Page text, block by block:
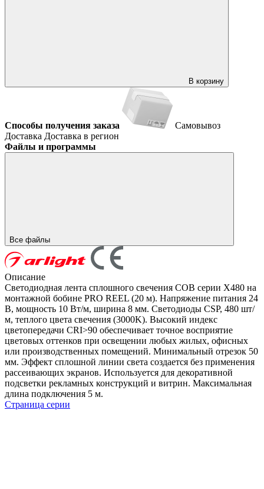
В корзину
Способы получения заказа
Самовывоз
Доставка Доставка в регион
Файлы и программы
Все файлы
Описание
Светодиодная лента сплошного свечения COB серии X480 на
монтажной бобине PRO REEL (20 м). Напряжение питания 24
В, мощность 10 Вт/м, ширина 8 мм. Светодиоды CSP, 480 шт/
м, теплого цвета свечения (3000K). Высокий индекс
цветопередачи CRI>90 обеспечивает точное восприятие
цветовых оттенков при освещении любых жилых, офисных
или производственных помещений. Минимальный отрезок 50
мм. Эффект сплошной линии света создается без применения
рассеивающих экранов. Используется для декоративной
подсветки рекламных конструкций и витрин. Максимальная
длина подключения 5 м.
Страница серии